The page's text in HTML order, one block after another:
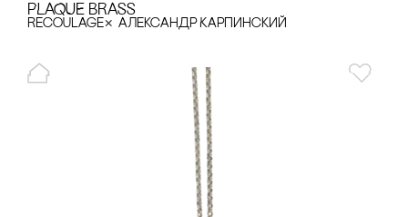
PLAQUE BRASS
recoulage× Александр Карпинский